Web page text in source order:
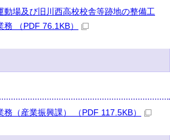
動場及び旧川西高校校舎等跡地の整備工
（PDF 76.1KB）
（産業振興課） （PDF 117.5KB）